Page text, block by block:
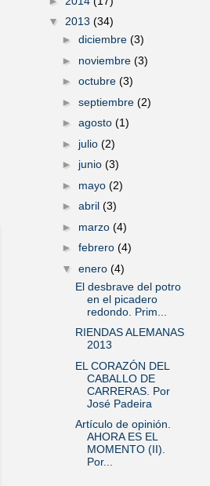
▼ 2013 (34)
► diciembre (3)
► noviembre (3)
► octubre (3)
► septiembre (2)
► agosto (1)
► julio (2)
► junio (3)
► mayo (2)
► abril (3)
► marzo (4)
► febrero (4)
▼ enero (4)
El desbrave del potro
en el picadero
redondo. Prim...
RIENDAS ALEMANAS
2013
EL CORAZÓN DEL
CABALLO DE
CARRERAS. Por
José Padeira
Artículo de opinión.
AHORA ES EL
MOMENTO (II).
Por...